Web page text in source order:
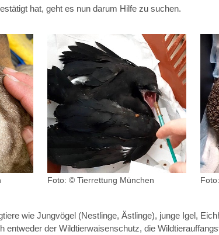
hat, geht es nun darum Hilfe zu suchen.
Foto: © Tierrettung München
wie Jungvögel (Nestlinge, Ästlinge), junge Igel,
entweder der Wildtierwaisenschutz, die